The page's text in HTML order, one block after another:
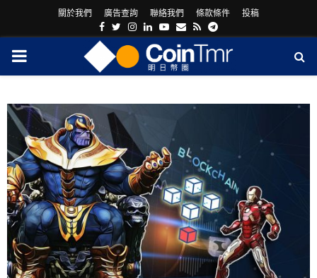
關於我們 廣告查詢 聯絡我們 條款條件 投稿
Facebook
Twitter
Instagram
LinkedinYoutube
Email
RssTelegram
PRIMARY